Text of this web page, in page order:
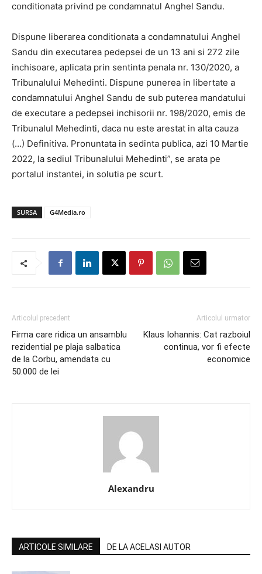
conditionata privind pe condamnatul Anghel Sandu.
Dispune liberarea conditionata a condamnatului Anghel
Sandu din executarea pedepsei de un 13 ani si 272 zile
inchisoare, aplicata prin sentinta penala nr. 130/2020, a
Tribunalului Mehedinti. Dispune punerea in libertate a
condamnatului Anghel Sandu de sub puterea mandatului
de executare a pedepsei inchisorii nr. 198/2020, emis de
Tribunalul Mehedinti, daca nu este arestat in alta cauza
(…) Definitiva. Pronuntata in sedinta publica, azi 10 Martie
2022, la sediul Tribunalului Mehedinti”, se arata pe
portalul instantei, in solutia pe scurt.
SURSA G4Media.ro
Articolul precedent
Firma care ridica un ansamblu
rezidential pe plaja salbatica
de la Corbu, amendata cu
50.000 de lei
Articolul urmator
Klaus Iohannis: Cat razboiul
continua, vor fi efecte
economice
Alexandru
ARTICOLE SIMILARE DE LA ACELASI AUTOR